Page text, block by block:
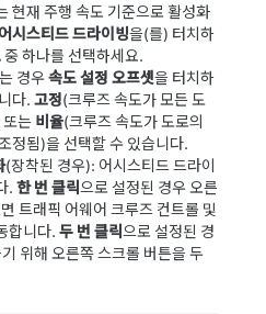
현재 주행 속도 기준으로 활성화
어시스티드 드라이빙을(를) 터치하
중 하나를 선택하세요.
경우속도 설정 오프셋을 터치하
다. 고정(크루즈 속도가 모든 도
또는 비율(크루즈 속도가 도로의
정됨)을 선택할 수 있습니다.
(장착된 경우): 어시스티드 드라이
. 한 번 클릭으로 설정된 경우 오른
트래픽 어웨어 크루즈 컨트롤 및
합니다. 두 번 클릭으로 설정된 경
위해 오른쪽 스크롤 버튼을 두